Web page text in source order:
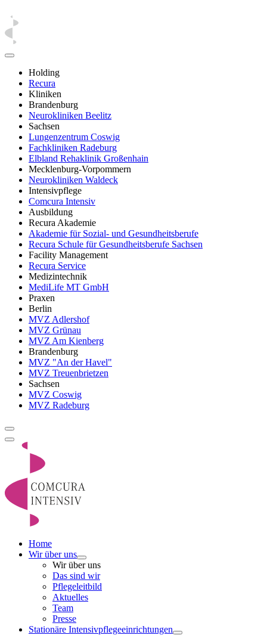
Holding
Recura
Kliniken
Brandenburg
Neurokliniken Beelitz
Sachsen
Lungenzentrum Coswig
Fachkliniken Radeburg
Elbland Rehaklinik Großenhain
Mecklenburg-Vorpommern
Neurokliniken Waldeck
Intensivpflege
Comcura Intensiv
Ausbildung
Recura Akademie
Akademie für Sozial- und Gesundheitsberufe
Recura Schule für Gesundheitsberufe Sachsen
Facility Management
Recura Service
Medizintechnik
MediLife MT GmbH
Praxen
Berlin
MVZ Adlershof
MVZ Grünau
MVZ Am Kienberg
Brandenburg
MVZ "An der Havel"
MVZ Treuenbrietzen
Sachsen
MVZ Coswig
MVZ Radeburg
Home
Wir über uns
Wir über uns
Das sind wir
Pflegeleitbild
Aktuelles
Team
Presse
Stationäre Intensivpflegeeinrichtungen